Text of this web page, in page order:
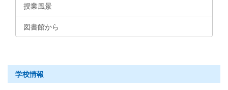
授業風景
図書館から
学校情報